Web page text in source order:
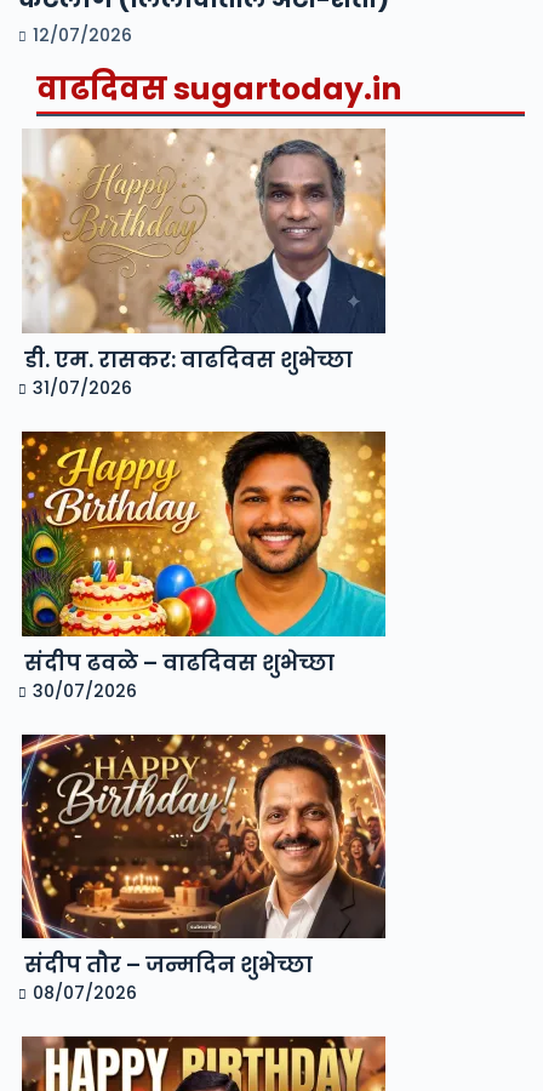
12/07/2026
वाढदिवसsugartoday.in
डी. एम. रासकर: वाढदिवस शुभेच्छा
31/07/2026
संदीप ढवळे – वाढदिवस शुभेच्छा
30/07/2026
संदीप तौर – जन्मदिन शुभेच्छा
08/07/2026